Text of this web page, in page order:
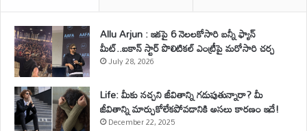
Allu Arjun : ఇకపై 6 నెలలకోసారి బన్నీ ఫ్యాన్
మీట్..ఐకాన్ స్టార్ పొలిటికల్ ఎంట్రీపై మరోసారి చర్చ
July 28, 2026
Life: మీకు నచ్చని జీవితాన్ని గడుపుతున్నారా? మీ
జీవితాన్ని మార్చుకోలేకపోవడానికి అసలు కారణం ఇదే!
December 22, 2025